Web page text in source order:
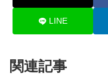
LINE
関連記事